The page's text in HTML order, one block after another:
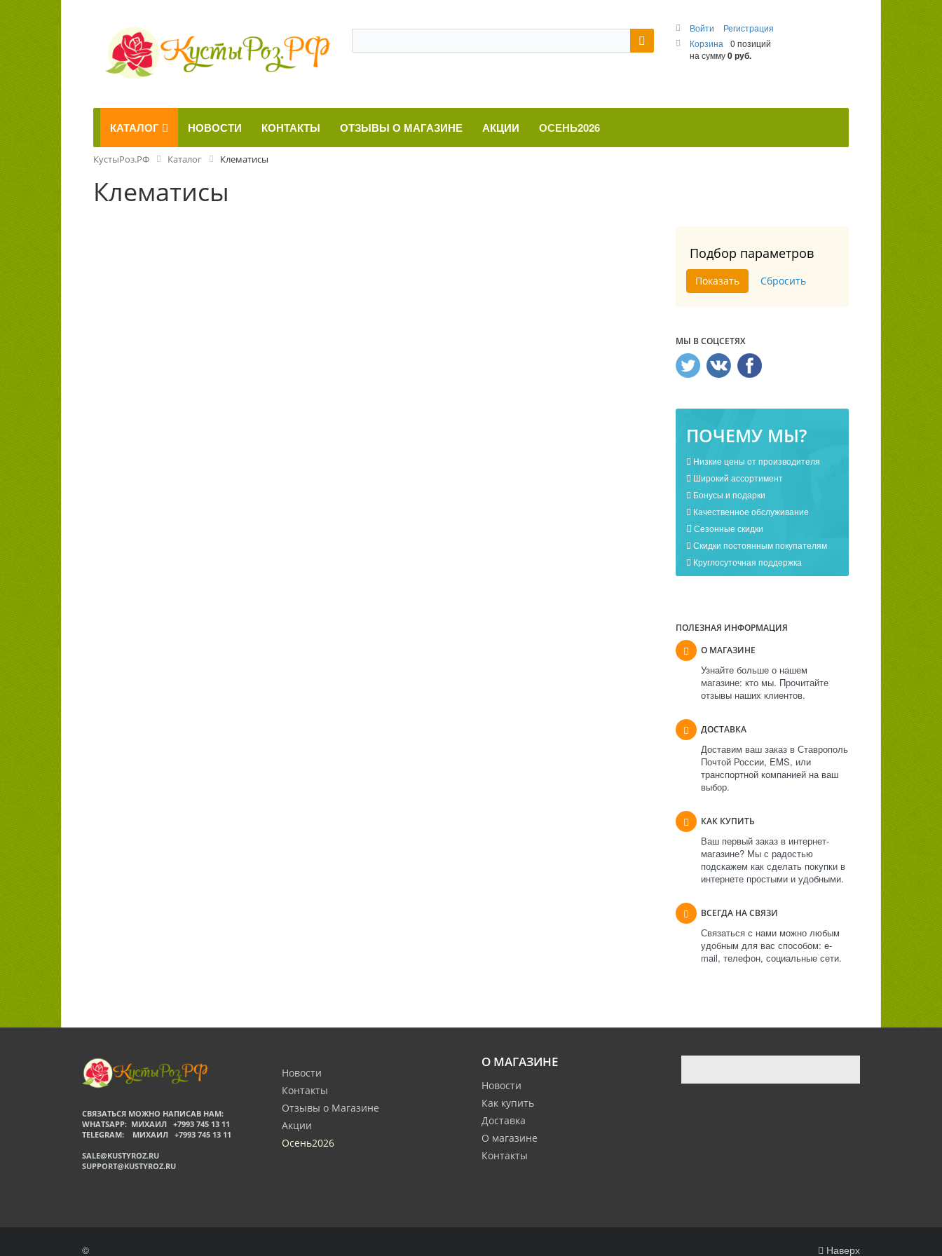
Войти
Регистрация
Корзина
0 позиций
на сумму0 руб.
КАТАЛОГ НОВОСТИ КОНТАКТЫ ОТЗЫВЫ О МАГАЗИНЕ АКЦИИ ОСЕНЬ2026
КустыРоз.РФ Каталог Клематисы
Клематисы
Подбор параметров
МЫ В СОЦСЕТЯХ
ПОЧЕМУ МЫ?
Низкие цены от производителя
Широкий ассортимент
Бонусы и подарки
Качественное обслуживание
Сезонные скидки
Скидки постоянным покупателям
Круглосуточная поддержка
ПОЛЕЗНАЯ ИНФОРМАЦИЯ
О МАГАЗИНЕ
Узнайте больше о нашем
магазине: кто мы. Прочитайте
отзывы наших клиентов.
ДОСТАВКА
Доставим ваш заказ в Ставрополь
Почтой России, EMS, или
транспортной компанией на ваш
выбор.
КАК КУПИТЬ
Ваш первый заказ в интернет-
магазине? Мы с радостью
подскажем как сделать покупки в
интернете простыми и удобными.
ВСЕГДА НА СВЯЗИ
Связаться с нами можно любым
удобным для вас способом: e-
mail, телефон, социальные сети.
О МАГАЗИНЕ
Новости
Как купить
Доставка
О магазине
Контакты
Новости
Контакты
Отзывы о Магазине
Акции
Осень2026
СВЯЗАТЬСЯ МОЖНО НАПИСАВ НАМ:
WHATSAPP: МИХАИЛ +7993 745 13 11
TELEGRAM: МИХАИЛ +7993 745 13 11
SALE@KUSTYROZ.RU
SUPPORT@KUSTYROZ.RU
© Наверх